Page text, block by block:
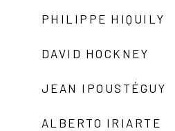
PHILIPPE HIQUILY
DAVID HOCKNEY
JEAN IPOUSTÉGUY
ALBERTO IRIARTE